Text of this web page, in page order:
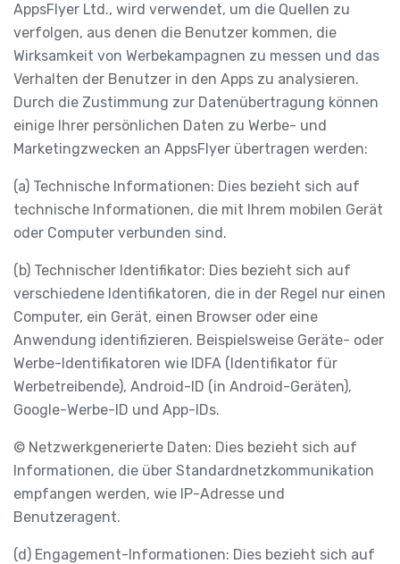
AppsFlyer Ltd., wird verwendet, um die Quellen zu
verfolgen, aus denen die Benutzer kommen, die
Wirksamkeit von Werbekampagnen zu messen und das
Verhalten der Benutzer in den Apps zu analysieren.
Durch die Zustimmung zur Datenübertragung können
einige Ihrer persönlichen Daten zu Werbe- und
Marketingzwecken an AppsFlyer übertragen werden:
(a) Technische Informationen: Dies bezieht sich auf
technische Informationen, die mit Ihrem mobilen Gerät
oder Computer verbunden sind.
(b) Technischer Identifikator: Dies bezieht sich auf
verschiedene Identifikatoren, die in der Regel nur einen
Computer, ein Gerät, einen Browser oder eine
Anwendung identifizieren. Beispielsweise Geräte- oder
Werbe-Identifikatoren wie IDFA (Identifikator für
Werbetreibende), Android-ID (in Android-Geräten),
Google-Werbe-ID und App-IDs.
© Netzwerkgenerierte Daten: Dies bezieht sich auf
Informationen, die über Standardnetzkommunikation
empfangen werden, wie IP-Adresse und
Benutzeragent.
(d) Engagement-Informationen: Dies bezieht sich auf